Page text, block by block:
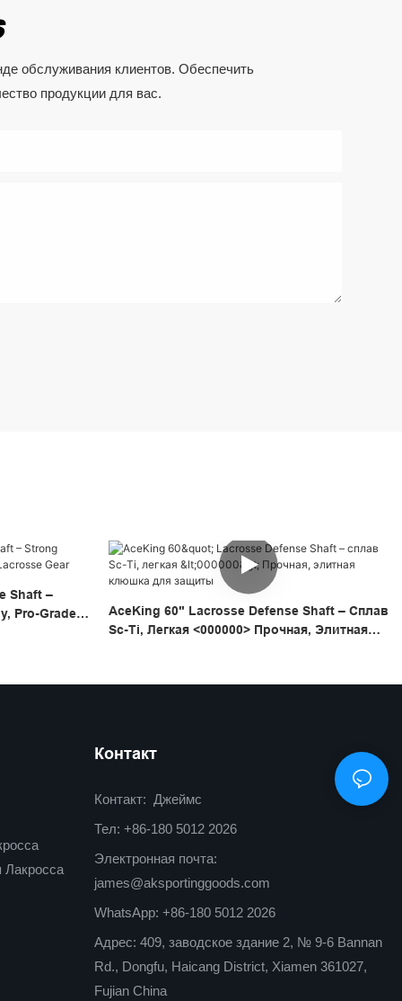
обслуживания клиентов. Обеспечить
продукции для вас.
Shaft –
Pro-Grade
AceKing 60" Lacrosse Defense Shaft – Сплав
Sc-Ti, Легкая <000000> Прочная, Элитная
Контакт
Контакт: Джеймс
Тел: +86-180 5012 2026
Электронная почта:
james@aksportinggoods.com
WhatsApp: +86-180 5012 2026
Адрес: 409, заводское здание 2, № 9-6 Bannan
Rd., Dongfu, Haicang District, Xiamen 361027,
Fujian China